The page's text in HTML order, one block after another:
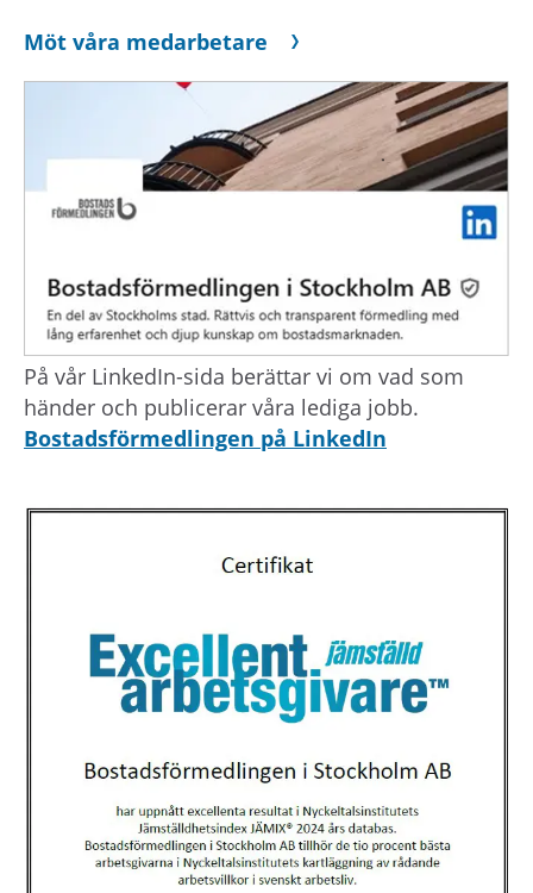
Möt våra medarbetare
På vår LinkedIn-sida berättar vi om vad som
händer och publicerar våra lediga jobb.
Bostadsförmedlingen på LinkedIn